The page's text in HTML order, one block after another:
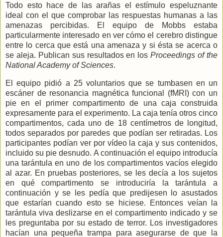
Todo esto hace de las arañas el estímulo espeluznante
ideal con el que comprobar las respuestas humanas a las
amenazas percibidas. El equipo de Mobbs estaba
particularmente interesado en ver cómo el cerebro distingue
entre lo cerca que está una amenaza y si ésta se acerca o
se aleja. Publican sus resultados en losProceedings of the
National Academy of Sciences.
El equipo pidió a 25 voluntarios que se tumbasen en un
escáner de resonancia magnética funcional (fMRI) con un
pie en el primer compartimento de una caja construida
expresamente para el experimento. La caja tenía otros cinco
compartimentos, cada uno de 18 centímetros de longitud,
todos separados por paredes que podían ser retiradas. Los
participantes podían ver por vídeo la caja y sus contenidos,
incluido su pie desnudo. A continuación el equipo introducía
una tarántula en uno de los compartimentos vacíos elegido
al azar. En pruebas posteriores, se les decía a los sujetos
en qué compartimento se introduciría la tarántula a
continuación y se les pedía que predijesen lo asustados
que estarían cuando esto se hiciese. Entonces veían la
tarántula viva deslizarse en el compartimento indicado y se
les preguntaba por su estado de terror. Los investigadores
hacían una pequeña trampa para asegurarse de que la